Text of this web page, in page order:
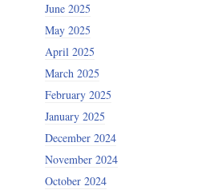
June 2025
May 2025
April 2025
March 2025
February 2025
January 2025
December 2024
November 2024
October 2024